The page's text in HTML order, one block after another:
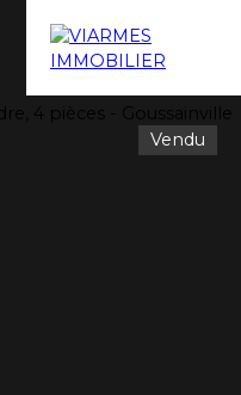
Vendu